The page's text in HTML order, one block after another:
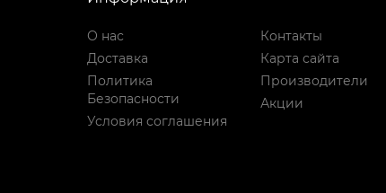
О нас
Доставка
Политика
Безопасности
Условия соглашения
Контакты
Карта сайта
Производители
Акции